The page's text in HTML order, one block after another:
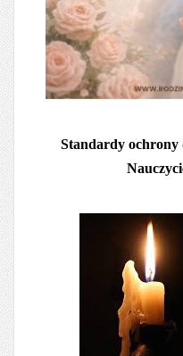
Standardy ochrony